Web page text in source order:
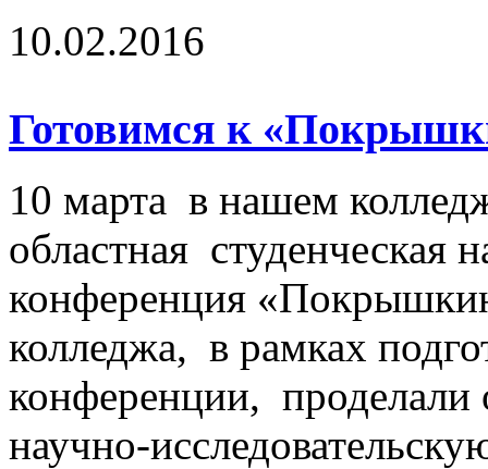
10.02.2016
Готовимся к
10 марта в нашем
областная студенческая
конференция
колледжа, в рамках
конференции,
научно-